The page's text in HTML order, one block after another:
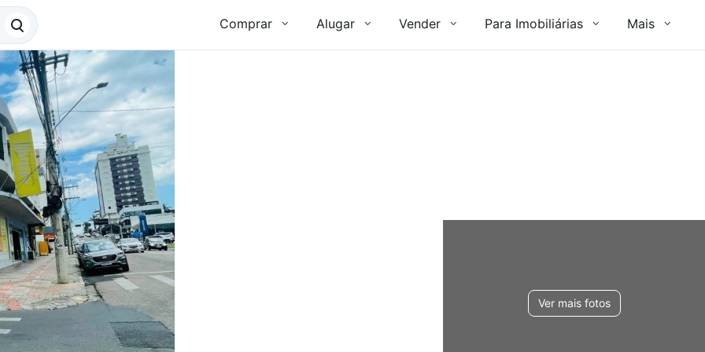
Comprar Alugar Vender Para Imobiliárias Mais
Ver mais fotos